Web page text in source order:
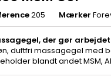
205 Mærker
der gør arbejdet
duftfri massagegel med
blandt andet MSM,